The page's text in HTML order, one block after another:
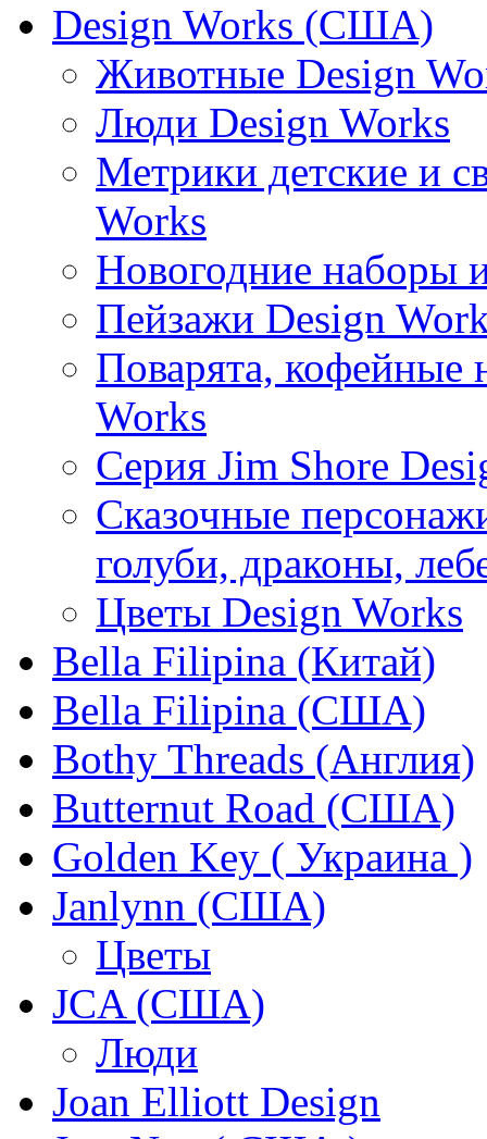
Design Works (США)
Животные Design
Люди Design Works
Метрики детские и
Works
Новогодние наборы
Пейзажи Design
Поварята, кофейные
Works
Серия Jim Shore
Сказочные
голуби, драконы,
Цветы Design Works
Bella Filipina (Китай)
Bella Filipina (США)
Bothy Threads (Англия)
Butternut Road (США)
Golden Key ( Украина )
Janlynn (США)
Цветы
JCA (США)
Люди
Joan Elliott Design